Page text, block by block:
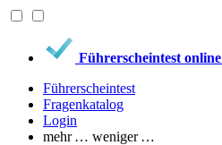
Führerscheintest online
Führerscheintest
Fragenkatalog
Login
mehr … weniger …